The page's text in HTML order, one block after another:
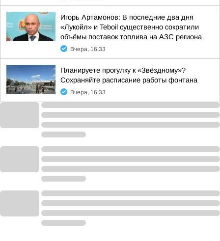
Игорь Артамонов: В последние два дня
«Лукойл» и Teboil существенно сократили
объёмы поставок топлива на АЗС региона
Вчера, 16:33
Планируете прогулку к «Звёздному»?
Сохраняйте расписание работы фонтана
Вчера, 16:33